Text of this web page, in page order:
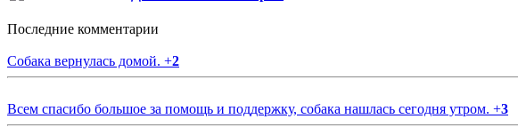
Последние комментарии
Собака вернулась домой. +2
Всем спасибо большое за помощь и поддержку, собака нашлась сегодня утром. +3